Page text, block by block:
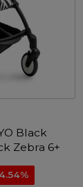
Black
Zebra 6+